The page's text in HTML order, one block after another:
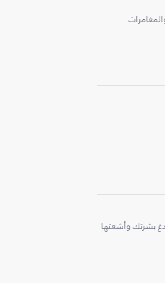
بشرتك وأشعتها